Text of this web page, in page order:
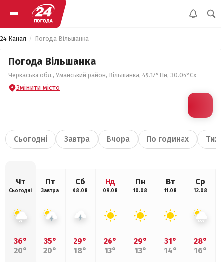
24 Канал Погода Вільшанка
Погода Вільшанка
Черкаська обл., Уманський район, Вільшанка, 49.17°Пн, 30.06°Сх
Змінити місто
Сьогодні Завтра Вчора По годинах
Чт
Сьогодні
36°
20°
Пт
Завтра
35°
20°
Сб
08.08
29°
18°
Нд
09.08
26°
13°
Пн
10.08
29°
13°
Вт
11.08
31°
14°
Ср
12.08
28°
16°